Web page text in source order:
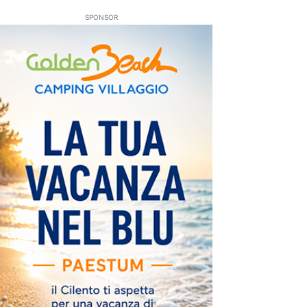
SPONSOR